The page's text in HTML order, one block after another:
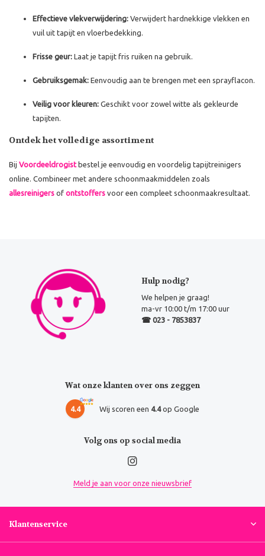
Effectieve vlekverwijdering: Verwijdert hardnekkige vlekken en
vuil uit tapijt en vloerbedekking.
Frisse geur: Laat je tapijt fris ruiken na gebruik.
Gebruiksgemak: Eenvoudig aan te brengen met een sprayflacon.
Veilig voor kleuren: Geschikt voor zowel witte als gekleurde
tapijten.
Ontdek het volledige assortiment
Bij Voordeeldrogistbestel je eenvoudig en voordelig tapijtreinigers
online. Combineer met andere schoonmaakmiddelen zoals
allesreinigers of ontstoffers voor een compleet schoonmaakresultaat.
Hulp nodig?
We helpen je graag!
ma-vr 10:00 t/m 17:00 uur
☎ 023 - 7853837
Wat onze klanten over ons zeggen
4.4 Wij scoren een 4.4op Google
Volg ons op social media
Meld je aan voor onze nieuwsbrief
Klantenservice